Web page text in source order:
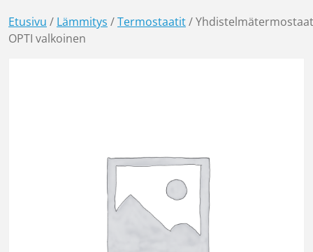
Etusivu / Lämmitys /Termostaatit/
OPTI valkoinen